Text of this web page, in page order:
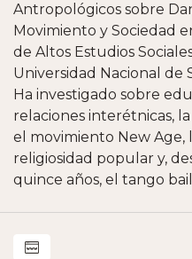
Antropológicos sobre
Movimiento y Sociedad
de Altos Estudios
Universidad Nacional de
Ha investigado sobre
relaciones interétnicas,
el movimiento New Age,
religiosidad popular y,
quince años, el tango